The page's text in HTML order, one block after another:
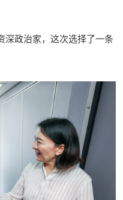
深政治家，这次选择了一条